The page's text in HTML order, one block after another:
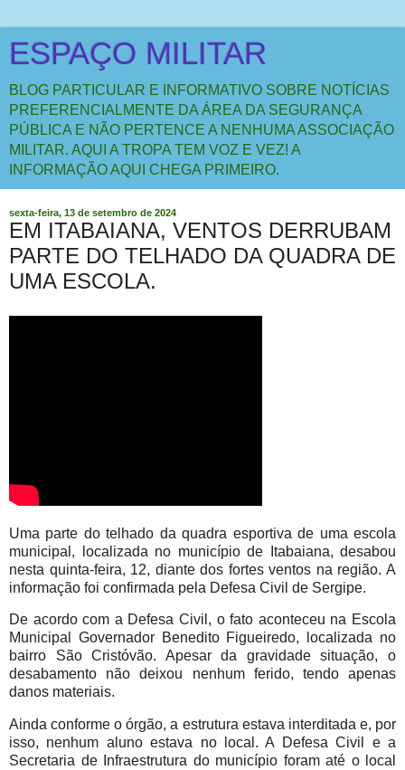
ESPAÇO MILITAR
BLOG PARTICULAR E INFORMATIVO SOBRE NOTÍCIAS
PREFERENCIALMENTE DA ÁREA DA SEGURANÇA
PÚBLICA E NÃO PERTENCE A NENHUMA ASSOCIAÇÃO
MILITAR. AQUI A TROPA TEM VOZ E VEZ! A
INFORMAÇÃO AQUI CHEGA PRIMEIRO.
sexta-feira, 13 de setembro de 2024
EM ITABAIANA, VENTOS DERRUBAM
PARTE DO TELHADO DA QUADRA DE
UMA ESCOLA.
Uma parte do telhado da quadra esportiva de uma escola
municipal, localizada no município de Itabaiana, desabou
nesta quinta-feira, 12, diante dos fortes ventos na região. A
informação foi confirmada pela Defesa Civil de Sergipe.
De acordo com a Defesa Civil, o fato aconteceu na Escola
Municipal Governador Benedito Figueiredo, localizada no
bairro São Cristóvão. Apesar da gravidade situação, o
desabamento não deixou nenhum ferido, tendo apenas
danos materiais.
Ainda conforme o órgão, a estrutura estava interditada e, por
isso, nenhum aluno estava no local. A Defesa Civil e a
Secretaria de Infraestrutura do município foram até o local